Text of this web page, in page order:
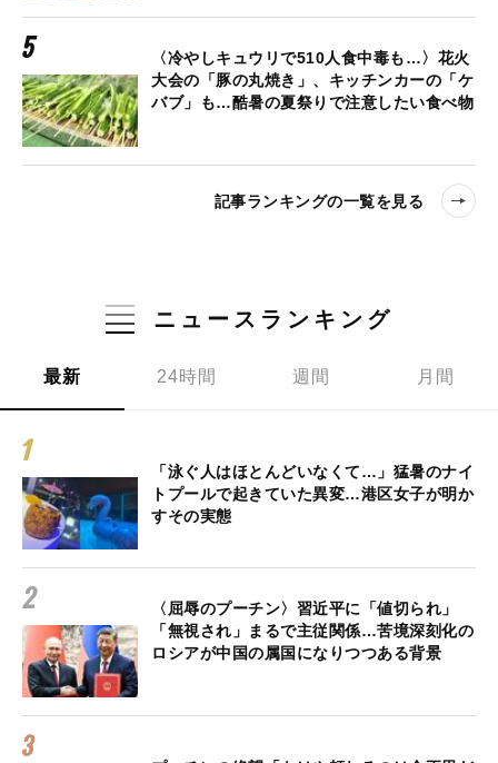
〈冷やしキュウリで510人食中毒も…〉花火
大会の「豚の丸焼き」、キッチンカーの「ケ
バブ」も…酷暑の夏祭りで注意したい食べ物
記事ランキングの一覧を見る
ニュースランキング
最新 24時間 週間 月間
「泳ぐ人はほとんどいなくて…」猛暑のナイ
トプールで起きていた異変…港区女子が明か
すその実態
〈屈辱のプーチン〉習近平に「値切られ」
「無視され」まるで主従関係…苦境深刻化の
ロシアが中国の属国になりつつある背景